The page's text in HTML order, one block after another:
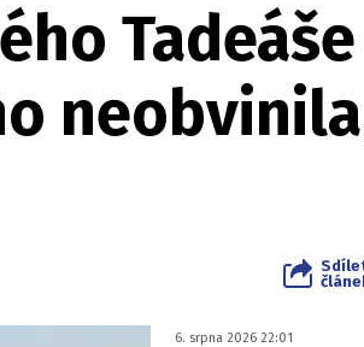
Tadeáše
6. srpna 2026 22:01